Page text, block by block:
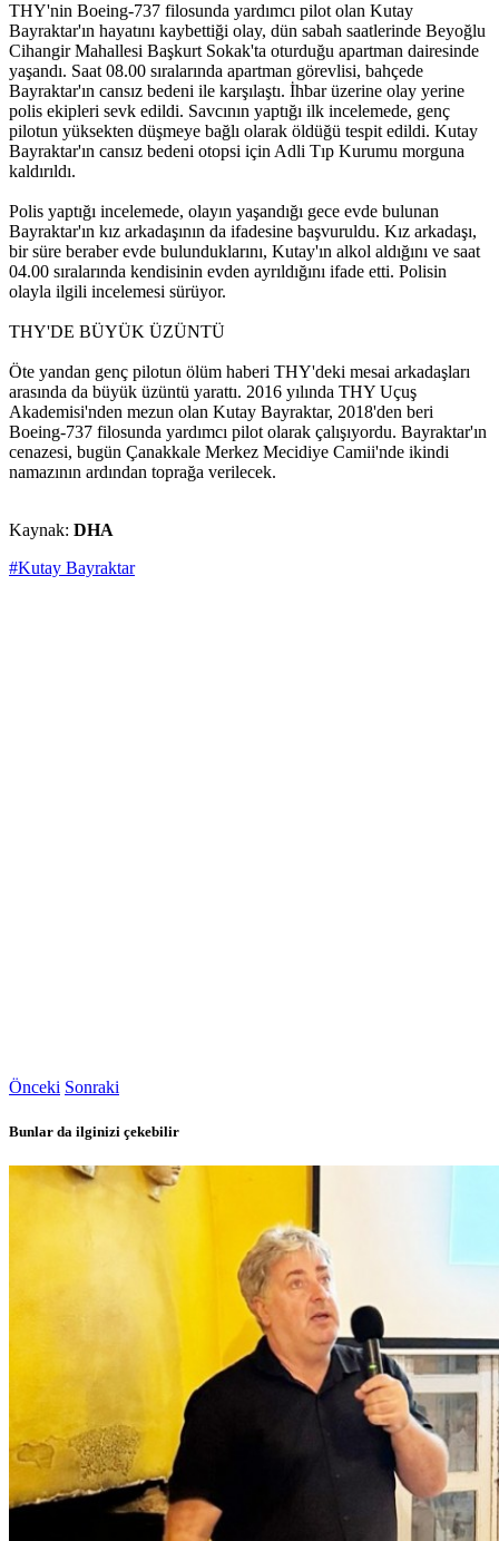
THY'nin Boeing-737 filosunda yardımcı pilot olan Kutay
Bayraktar'ın hayatını kaybettiği olay, dün sabah saatlerinde Beyoğlu
Cihangir Mahallesi Başkurt Sokak'ta oturduğu apartman dairesinde
yaşandı. Saat 08.00 sıralarında apartman görevlisi, bahçede
Bayraktar'ın cansız bedeni ile karşılaştı. İhbar üzerine olay yerine
polis ekipleri sevk edildi. Savcının yaptığı ilk incelemede, genç
pilotun yüksekten düşmeye bağlı olarak öldüğü tespit edildi. Kutay
Bayraktar'ın cansız bedeni otopsi için Adli Tıp Kurumu morguna
kaldırıldı.
Polis yaptığı incelemede, olayın yaşandığı gece evde bulunan
Bayraktar'ın kız arkadaşının da ifadesine başvuruldu. Kız arkadaşı,
bir süre beraber evde bulunduklarını, Kutay'ın alkol aldığını ve saat
04.00 sıralarında kendisinin evden ayrıldığını ifade etti. Polisin
olayla ilgili incelemesi sürüyor.
THY'DE BÜYÜK ÜZÜNTÜ
Öte yandan genç pilotun ölüm haberi THY'deki mesai arkadaşları
arasında da büyük üzüntü yarattı. 2016 yılında THY Uçuş
Akademisi'nden mezun olan Kutay Bayraktar, 2018'den beri
Boeing-737 filosunda yardımcı pilot olarak çalışıyordu. Bayraktar'ın
cenazesi, bugün Çanakkale Merkez Mecidiye Camii'nde ikindi
namazının ardından toprağa verilecek.
Kaynak: DHA
#Kutay Bayraktar
Önceki Sonraki
Bunlar da ilginizi çekebilir